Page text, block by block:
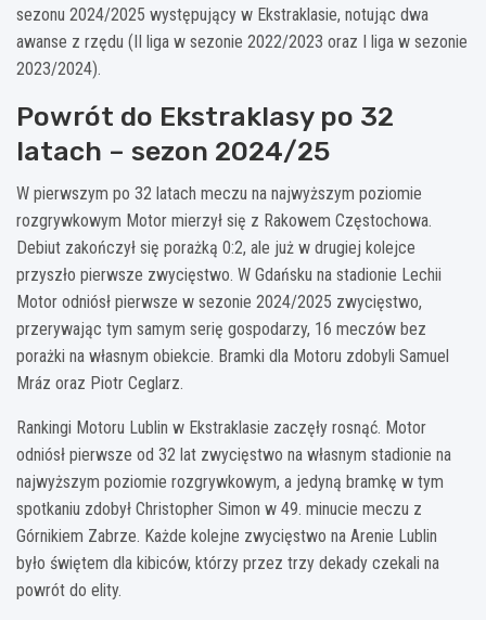
sezonu 2024/2025 występujący w Ekstraklasie, notując dwa
awanse z rzędu (II liga w sezonie 2022/2023 oraz I liga w sezonie
2023/2024).
Powrót do Ekstraklasy po 32
latach – sezon 2024/25
W pierwszym po 32 latach meczu na najwyższym poziomie
rozgrywkowym Motor mierzył się z Rakowem Częstochowa.
Debiut zakończył się porażką 0:2, ale już w drugiej kolejce
przyszło pierwsze zwycięstwo. W Gdańsku na stadionie Lechii
Motor odniósł pierwsze w sezonie 2024/2025 zwycięstwo,
przerywając tym samym serię gospodarzy, 16 meczów bez
porażki na własnym obiekcie. Bramki dla Motoru zdobyli Samuel
Mráz oraz Piotr Ceglarz.
Rankingi Motoru Lublin w Ekstraklasie zaczęły rosnąć. Motor
odniósł pierwsze od 32 lat zwycięstwo na własnym stadionie na
najwyższym poziomie rozgrywkowym, a jedyną bramkę w tym
spotkaniu zdobył Christopher Simon w 49. minucie meczu z
Górnikiem Zabrze. Każde kolejne zwycięstwo na Arenie Lublin
było świętem dla kibiców, którzy przez trzy dekady czekali na
powrót do elity.